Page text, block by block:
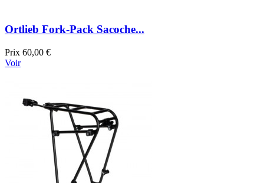
Ortlieb Fork-Pack Sacoche...
Prix 60,00 €
Voir